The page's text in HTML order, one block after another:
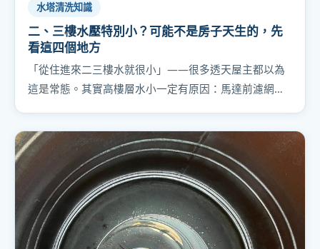
水塔清洗知識
二、三樓水壓特別小？可能不是房子天生的，先
看這四個地方
「從住進來二三樓水就很小」——很多透天屋主都以為
這是常態。其實高樓層水小一定有原因：馬達前濾網卡
急著換馬達。